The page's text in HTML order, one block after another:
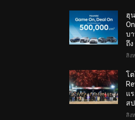
ฮุ
บ
ถึ
สิง
โ
แ
ส
สิง